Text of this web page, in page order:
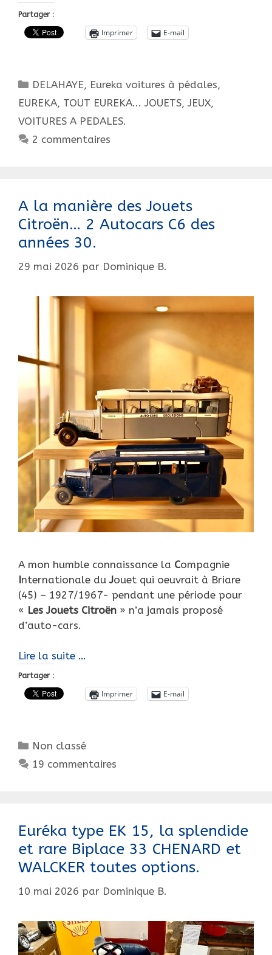
1984
?
Partager :
Imprimer E-mail
Catégories
DELAHAYE, Eureka voitures à pédales,
EUREKA, TOUT EUREKA... JOUETS, JEUX,
VOITURES A PEDALES.
2 commentaires
A la manière des Jouets
Citroën… 2 Autocars C6 des
années 30.
29 mai 2026 par Dominique B.
A mon humble connaissance la Compagnie
Internationale duJouet qui oeuvrait à Briare
(45) – 1927/1967- pendant une période pour
« Les Jouets Citroën » n’a jamais proposé
d’auto-cars.
Lire la suite …
manière
des
2
Autocars
Partager :
Imprimer E-mail
Catégories
Non classé
19 commentaires
Euréka type EK 15, la splendide
et rare Biplace 33 CHENARD et
WALCKER toutes options.
10 mai 2026 par Dominique B.